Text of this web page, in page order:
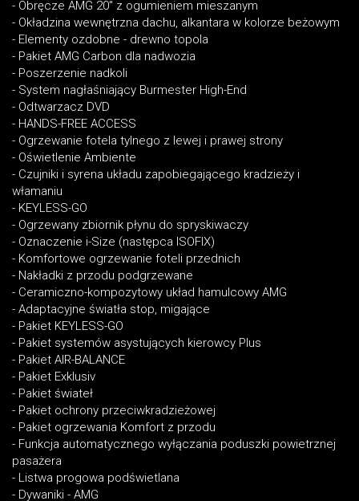
- Obręcze AMG 20" z ogumieniem mieszanym
- Okładzina wewnętrzna dachu, alkantara w kolorze beżowym
- Elementy ozdobne - drewno topola
- Pakiet AMG Carbon dla nadwozia
- Poszerzenie nadkoli
- System nagłaśniający Burmester High-End
- Odtwarzacz DVD
- HANDS-FREE ACCESS
- Ogrzewanie fotela tylnego z lewej i prawej strony
- Oświetlenie Ambiente
- Czujniki i syrena układu zapobiegającego kradzieży i
włamaniu
- KEYLESS-GO
- Ogrzewany zbiornik płynu do spryskiwaczy
- Oznaczenie i-Size (następca ISOFIX)
- Komfortowe ogrzewanie foteli przednich
- Nakładki z przodu podgrzewane
- Ceramiczno-kompozytowy układ hamulcowy AMG
- Adaptacyjne światła stop, migające
- Pakiet KEYLESS-GO
- Pakiet systemów asystujących kierowcy Plus
- Pakiet AIR-BALANCE
- Pakiet Exklusiv
- Pakiet świateł
- Pakiet ochrony przeciwkradzieżowej
- Pakiet ogrzewania Komfort z przodu
- Funkcja automatycznego wyłączania poduszki powietrznej
pasażera
- Listwa progowa podświetlana
- Dywaniki - AMG